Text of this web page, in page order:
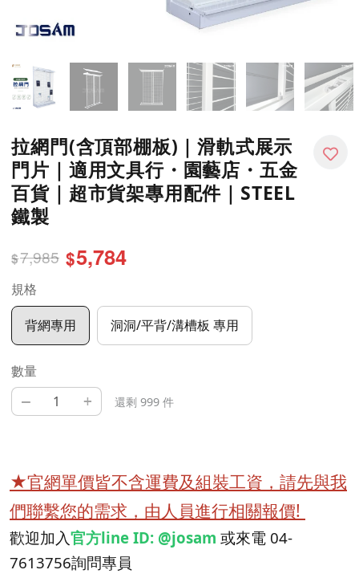
拉網門(含頂部棚板)｜滑軌式展示
門片｜適用文具行・園藝店・五金
百貨｜超市貨架專用配件｜STEEL
鐵製
$7,985 $5,784
規格
背網專用 洞洞/平背/溝槽板 專用
數量
– + 還剩 999 件
★官網單價皆不含運費及組裝工資，請先與我
們聯繫您的需求，由人員進行相關報價!
歡迎加入官方line ID: @josam 或來電 04-
7613756詢問專員